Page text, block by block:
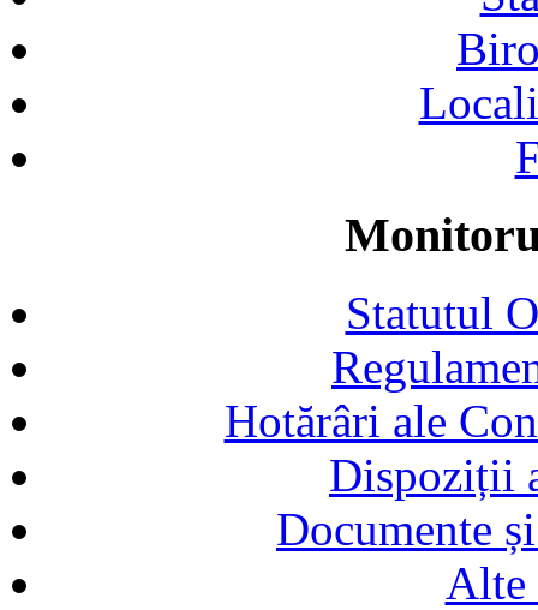
Statutul
Hotărâri ale
Dispoziții
Documente
Alte